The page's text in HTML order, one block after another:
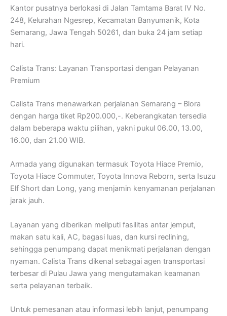
Kantor pusatnya berlokasi di Jalan Tamtama Barat IV No.
248, Kelurahan Ngesrep, Kecamatan Banyumanik, Kota
Semarang, Jawa Tengah 50261, dan buka 24 jam setiap
hari.
Calista Trans: Layanan Transportasi dengan Pelayanan
Premium
Calista Trans menawarkan perjalanan Semarang – Blora
dengan harga tiket Rp200.000,-. Keberangkatan tersedia
dalam beberapa waktu pilihan, yakni pukul 06.00, 13.00,
16.00, dan 21.00 WIB.
Armada yang digunakan termasuk Toyota Hiace Premio,
Toyota Hiace Commuter, Toyota Innova Reborn, serta Isuzu
Elf Short dan Long, yang menjamin kenyamanan perjalanan
jarak jauh.
Layanan yang diberikan meliputi fasilitas antar jemput,
makan satu kali, AC, bagasi luas, dan kursi reclining,
sehingga penumpang dapat menikmati perjalanan dengan
nyaman. Calista Trans dikenal sebagai agen transportasi
terbesar di Pulau Jawa yang mengutamakan keamanan
serta pelayanan terbaik.
Untuk pemesanan atau informasi lebih lanjut, penumpang